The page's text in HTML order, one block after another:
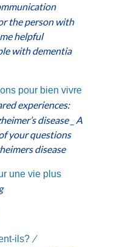
the person with
helpful
with dementia
pour bien vivre
experiences:
disease _ A
your questions
disease
une vie plus
ils? /